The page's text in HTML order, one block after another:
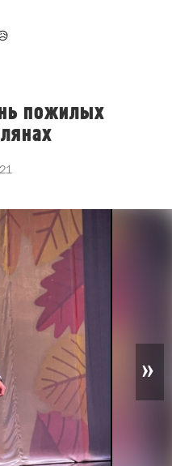
пожилых
»